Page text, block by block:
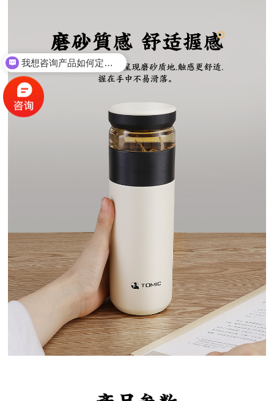
你们可以做礼品方案？